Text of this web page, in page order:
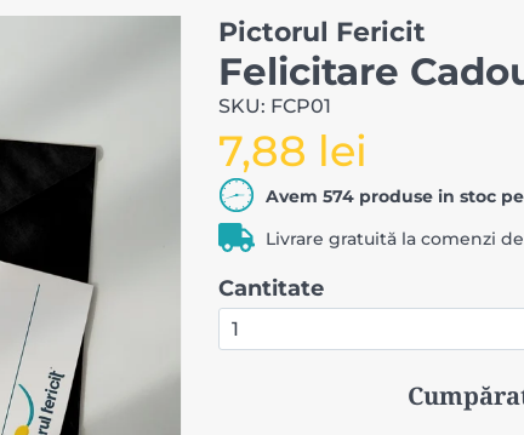
Pictorul Fericit
Felicitare
SKU: FCP01
7,88 lei
Avem 574 produse in stoc
Livrare gratuită la comenzi
Cantitate